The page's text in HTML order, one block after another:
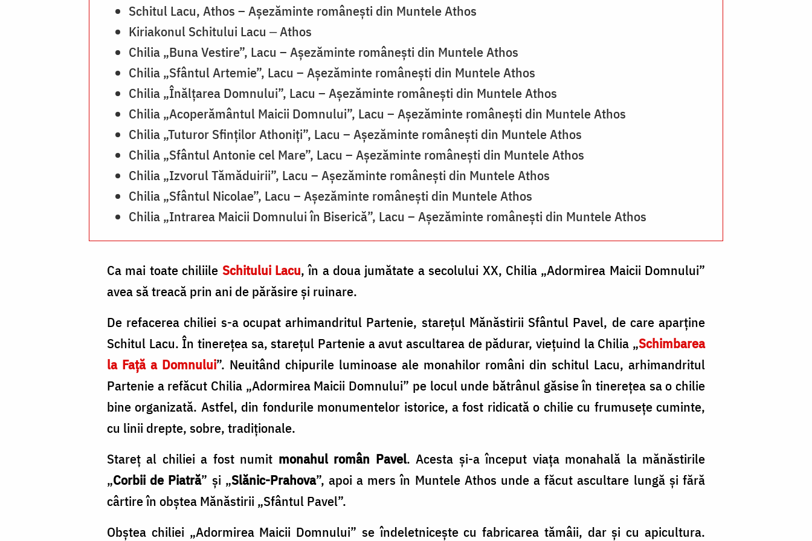
Schitul Lacu, Athos – Așezăminte românești din Muntele Athos
Kiriakonul Schitului Lacu ‒ Athos
Chilia „Buna Vestire”, Lacu – Așezăminte românești din Muntele Athos
Chilia „Sfântul Artemie”, Lacu – Așezăminte românești din Muntele Athos
Chilia „Înălțarea Domnului”, Lacu – Așezăminte românești din Muntele Athos
Chilia „Acoperământul Maicii Domnului”, Lacu – Așezăminte românești din Muntele Athos
Chilia „Tuturor Sfinților Athoniți”, Lacu – Așezăminte românești din Muntele Athos
Chilia „Sfântul Antonie cel Mare”, Lacu – Așezăminte românești din Muntele Athos
Chilia „Izvorul Tămăduirii”, Lacu – Așezăminte românești din Muntele Athos
Chilia „Sfântul Nicolae”, Lacu – Așezăminte românești din Muntele Athos
Chilia „Intrarea Maicii Domnului în Biserică”, Lacu – Așezăminte româneşti din Muntele Athos
Ca mai toate chiliile Schitului Lacu, în a doua jumătate a secolului XX, Chilia „Adormirea Maicii Domnului”
avea să treacă prin ani de părăsire şi ruinare.
De refacerea chiliei s-a ocupat arhimandritul Partenie, stareţul Mănăstirii Sfântul Pavel, de care aparţine
Schitul Lacu. În tinereţea sa, stareţul Partenie a avut ascultarea de pădurar, vieţuind la Chilia „Schimbarea
la Faţă a Domnului”. Neuitând chipurile luminoase ale monahilor români din schitul Lacu, arhimandritul
Partenie a refăcut Chilia „Adormirea Maicii Domnului” pe locul unde bătrânul găsise în tinereţea sa o chilie
bine organizată. Astfel, din fondurile monumentelor istorice, a fost ridicată o chilie cu frumuseţe cuminte,
cu linii drepte, sobre, tradiţionale.
Stareţ al chiliei a fost numit monahul român Pavel. Acesta şi-a început viaţa monahală la mănăstirile
„Corbii de Piatră” şi „Slănic-Prahova”, apoi a mers în Muntele Athos unde a făcut ascultare lungă şi fără
cârtire în obştea Mănăstirii „Sfântul Pavel”.
Obștea chiliei „Adormirea Maicii Domnului” se îndeletnicește cu fabricarea tămâii, dar și cu apicultura.